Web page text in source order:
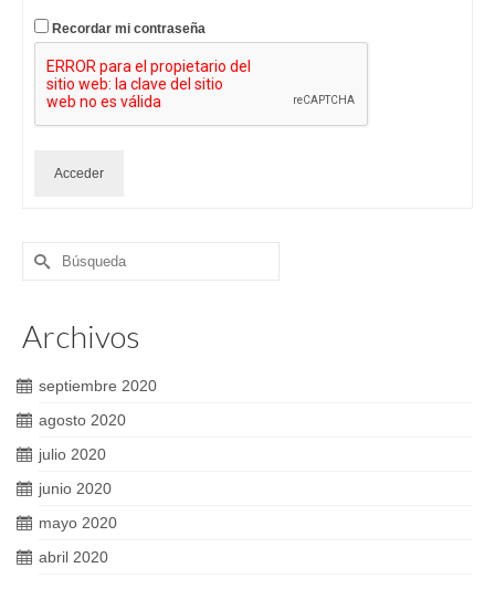
Recordar mi contraseña
Acceder
Buscar
por:
Archivos
septiembre 2020
agosto 2020
julio 2020
junio 2020
mayo 2020
abril 2020